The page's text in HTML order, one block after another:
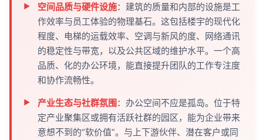
空间品质与硬件设施：建筑的质量和内部的设施是工
作效率与员工体验的物理基石。这包括楼宇的现代化
程度、电梯的运载效率、空调与新风的度、网络通讯
的稳定性与带宽，以及公共区域的维护水平。一个高
品质、化的办公环境，能直接提升团队的工作专注度
和协作流畅性。
产业生态与社群氛围：办公空间不应是孤岛。位于特
定产业聚集区或拥有活跃社群的园区，能为企业带来
意想不到的“软价值”。与上下游伙伴、潜在客户或同